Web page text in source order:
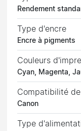
Rendement
Type d'encre
Encre à pigments
Couleurs
Cyan, Magenta,
Compatibilité
Canon
Type